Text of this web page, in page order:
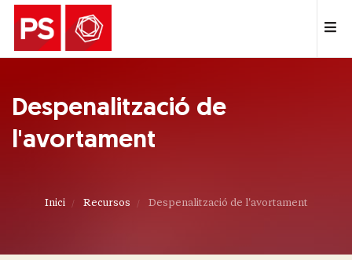
Despenalització de
l'avortament
Inici Recursos Despenalització de l'avortament